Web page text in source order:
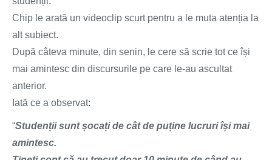
Chip le arată un videoclip scurt pentru a le muta atenția la
alt subiect.
După câteva minute, din senin, le cere să scrie tot ce își
mai amintesc din discursurile pe care le-au ascultat
anterior.
Iată ce a observat:
“Studenții sunt șocați de cât de puține lucruri își mai
amintesc.